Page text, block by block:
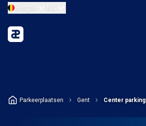
België NL
Parkeerplaatsen Gent Center parking